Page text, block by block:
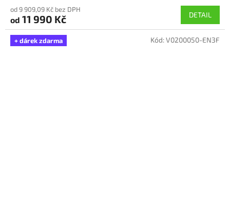
produktu
je
5,0
od 9 909,09 Kč bez DPH
od 11 990 Kč DETAIL
+ dárek zdarma Kód:V0200050-EN3F